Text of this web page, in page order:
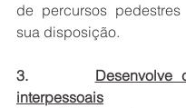
de percursos
sua disposição.
3. Desenvolve
interpessoais